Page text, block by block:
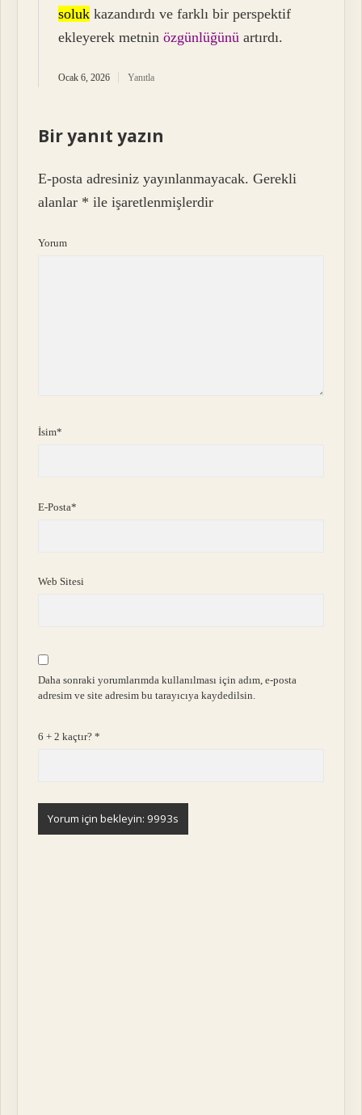
soluk kazandırdı ve farklı bir perspektif
ekleyerek metninözgünlüğünü artırdı.
Ocak 6, 2026 Yanıtla
Bir yanıt yazın
E-posta adresiniz yayınlanmayacak. Gerekli
alanlar * ile işaretlenmişlerdir
Yorum
İsim*
E-Posta*
Web Sitesi
Daha sonraki yorumlarımda kullanılması için adım, e-posta
adresim ve site adresim bu tarayıcıya kaydedilsin.
6 + 2 kaçtır?*